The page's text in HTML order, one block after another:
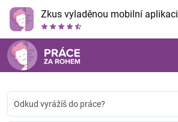
Zkus vyladěnou mobilní aplikaci
Odkud vyrážíš do práce?